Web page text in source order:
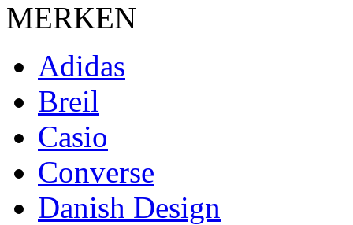
MERKEN
Adidas
Breil
Casio
Converse
Danish Design